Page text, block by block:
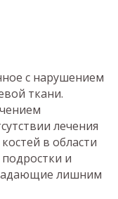
с нарушением
ткани.
лечения
в области
подростки и
лишним